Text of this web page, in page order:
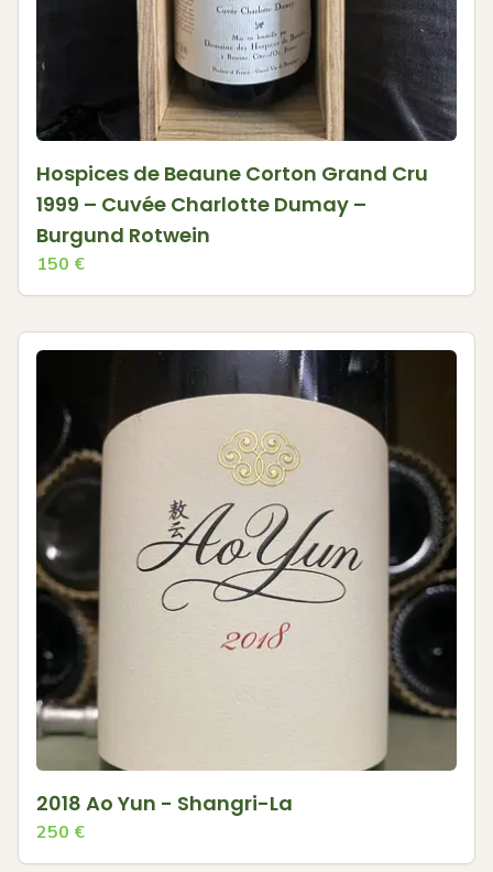
Hospices de Beaune Corton Grand Cru
1999 – Cuvée Charlotte Dumay –
Burgund Rotwein
150 €
2018 Ao Yun - Shangri-La
250 €